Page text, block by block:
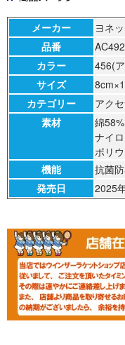
メーカー
ヨネ
品番
カラー
456(
サイズ
カテゴリー
アク
素材
綿58%
ナイ
ポリ
機能
抗菌
発売日
2025